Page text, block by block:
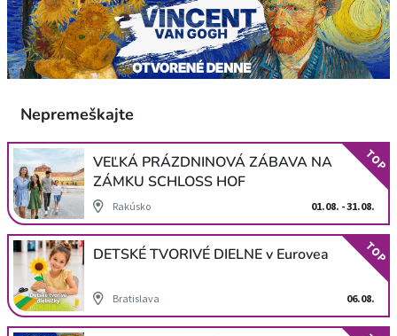
Nepremeškajte
VEĽKÁ PRÁZDNINOVÁ ZÁBAVA NA
ZÁMKU SCHLOSS HOF
Rakúsko 01.08. - 31.08.
TOP
DETSKÉ TVORIVÉ DIELNE v Eurovea
Bratislava 06.08.
TOP